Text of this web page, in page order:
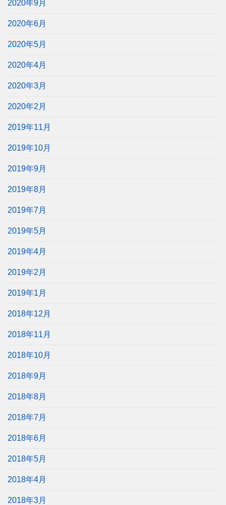
2020年9月
2020年6月
2020年5月
2020年4月
2020年3月
2020年2月
2019年11月
2019年10月
2019年9月
2019年8月
2019年7月
2019年5月
2019年4月
2019年2月
2019年1月
2018年12月
2018年11月
2018年10月
2018年9月
2018年8月
2018年7月
2018年6月
2018年5月
2018年4月
2018年3月